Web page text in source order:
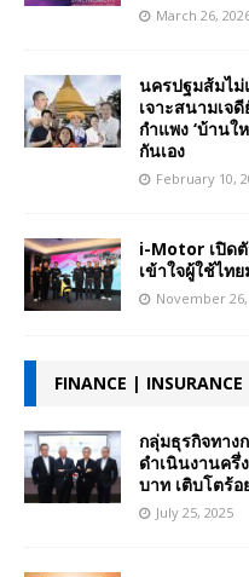
March 26,
นครปฐมส้มไ
เจาะสนามเจ
กำแพง ‘บ้าน
กันเอง
February 10,
i-Motor เปิดตั
เข้าใจผู้ใช้ไท
November 26,
FINANCE | INSURANCE
กลุ่มธุรกิจทาง
ดำเนินงานครึ่
บาท เติบโตร้
July 25, 2025